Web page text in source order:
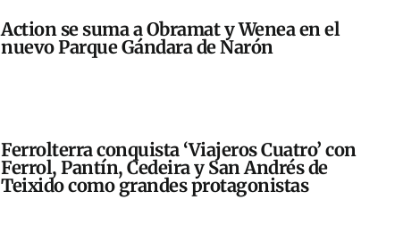
Action se suma a Obramat y Wenea en el
nuevo Parque Gándara de Narón
Ferrolterra conquista ‘Viajeros Cuatro’ con
Ferrol, Pantín, Cedeira y San Andrés de
Teixido como grandes protagonistas